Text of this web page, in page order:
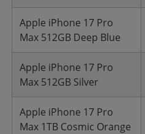
Apple iPhone 17 Pro
Max 512GB Deep Blue
Apple iPhone 17 Pro
Max 512GB Silver
Apple iPhone 17 Pro
Max 1TB Cosmic Orange